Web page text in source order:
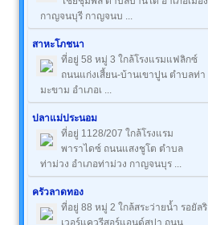
กาญจนบุรี กาญจนบ ...
สาหะโภชนา
ที่อยู่ 58 หมู่ 3 ใกล้โรงแรมแฟลิกซ์
ถนนแก่งเสี้ยน-บ้านเขาปูน ตำบลท่า
มะขาม อำเภอเ ...
ปลาแม่ประนอม
ที่อยู่ 1128/207 ใกล้โรงแรม
พาราไดซ์ ถนนแสงชูโต ตำบล
ท่าม่วง อำเภอท่าม่วง กาญจนบุร ...
ครัวลาดทอง
ที่อยู่ 88 หมู่ 2 ใกล้สระว่ายน้ำ รอยัลริ
เวอร์แควรีสอร์แอนด์สปา ถนน